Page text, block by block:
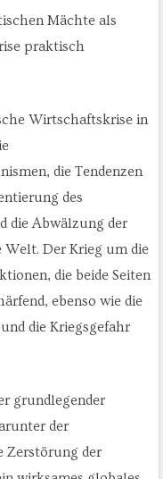
Mächte als
praktisch
Wirtschaftskrise in
die Tendenzen
des
die Abwälzung der
Der Krieg um die
die beide Seiten
ebenso wie die
die Kriegsgefahr
grundlegender
der
Zerstörung der